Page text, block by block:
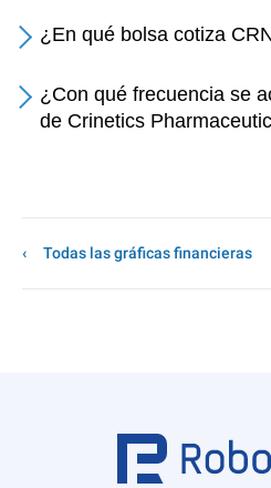
¿En qué bolsa cotiza
¿Con qué frecuencia se
de Crinetics
Todas las gráficas financieras